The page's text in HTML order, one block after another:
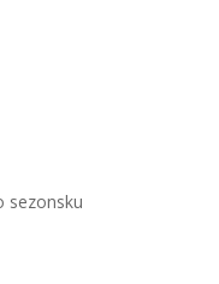
sezonsku